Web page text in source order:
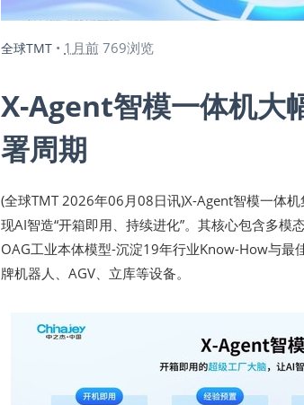
全球TMT • 1月前 769浏览
X-Agent智模一体机大
署周期
(全球TMT 2026年06月08日讯)X-Agent智模一体
现AI智造“开箱即用、持续进化”。其核心包含多模
OAG工业本体模型-沉淀19年行业Know-How与最
牌机器人、AGV、立库等设备。